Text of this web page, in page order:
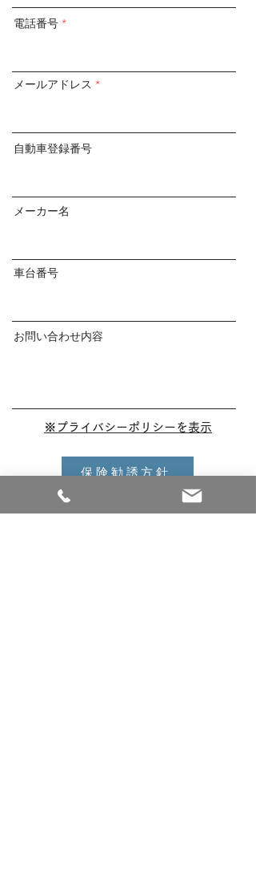
電話番号
メールアドレス
自動車登録番号
メーカー名
車台番号
お問い合わせ内容
※プライバシーポリシーを表示
保険勧誘方針
プライバシーポリシーに同意して送信する